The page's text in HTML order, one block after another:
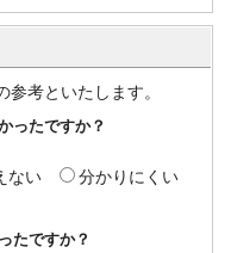
考といたします。
ったですか？
ない
分かりにくい
たですか？